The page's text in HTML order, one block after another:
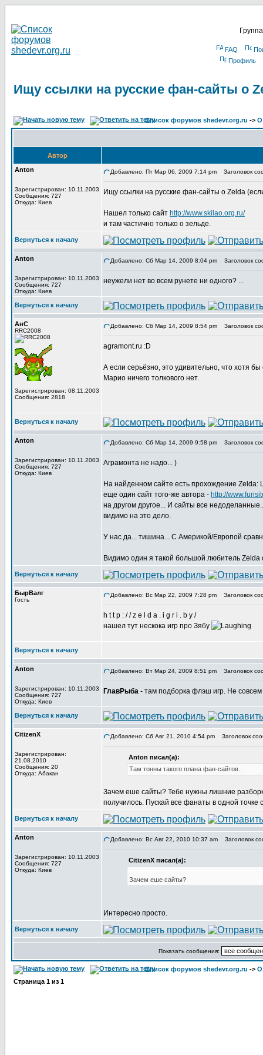
FAQ
Профиль
Ищу ссылки на русские фан-сайты о
Список форумов shedevr.org.ru -> О
Автор
Anton
Зарегистрирован: 10.11.2003
Сообщения: 727
Откуда: Киев
Добавлено: Пт Мар 06, 2009 7:14 pm Заголовок
Ищу ссылки на русские фан-сайты о Zelda
Нашел только сайт http://www.skilao.org.ru/
и там частично только о зельде.
Вернуться к началу
Anton
Зарегистрирован: 10.11.2003
Сообщения: 727
Откуда: Киев
Добавлено: Сб Мар 14, 2009 8:04 pm Заголовок
неужели нет во всем рунете ни одного? ...
Вернуться к началу
АнС
RRC2008
Зарегистрирован: 08.11.2003
Сообщения: 2818
Добавлено: Сб Мар 14, 2009 8:54 pm Заголовок
agramont.ru :D
А если серьёзно, это удивительно, что хотя
Марио ничего толкового нет.
Вернуться к началу
Anton
Зарегистрирован: 10.11.2003
Сообщения: 727
Откуда: Киев
Добавлено: Сб Мар 14, 2009 9:58 pm Заголовок
Аграмонта не надо... )
На найденном сайте есть прохождение Zelda:
еще один сайт того-же автора - http://
на другом другое... И сайты все
видимо на это дело.
У нас да... тишина... С Америкой/Европой
Видимо один я такой большой любитель Zelda
Вернуться к началу
БырВалг
Гость
Добавлено: Вс Мар 22, 2009 7:28 pm Заголовок
h t t p : / / z e l d a . i g r i . b y /
нашел тут нескока игр про Зябу
Вернуться к началу
Anton
Зарегистрирован: 10.11.2003
Сообщения: 727
Откуда: Киев
Добавлено: Вт Мар 24, 2009 8:51 pm Заголовок
ГлавРыба - там подборка флэш игр. Не совсем
Вернуться к началу
CitizenX
Зарегистрирован:
21.08.2010
Сообщения: 20
Откуда: Абакан
Добавлено: Сб Авг 21, 2010 4:54 pm Заголовок
Anton писал(а):
Там тонны такого плана фан-сайтов..
Зачем еше сайты? Тебе нужны лишние
получилось. Пускай все фанаты в одной точке
Вернуться к началу
Anton
Зарегистрирован: 10.11.2003
Сообщения: 727
Откуда: Киев
Добавлено: Вс Авг 22, 2010 10:37 am Заголовок
CitizenX писал(а):
Зачем еше сайты?
Интересно просто.
Вернуться к началу
Показать сообщения:
Список форумов shedevr.org.ru -> О
Страница 1 из 1